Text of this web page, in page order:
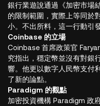
銀行業遊說通過《加密市場
的限制範圍，實際上等同於
小。不出所料，這一行動引
Coinbase 的立場
Coinbase 首席政策官
究指出，穩定幣並沒有對銀
響。他更以數字人民幣支付
了新的論點。
Paradigm 的觀點
加密投資機構 Paradigm 政